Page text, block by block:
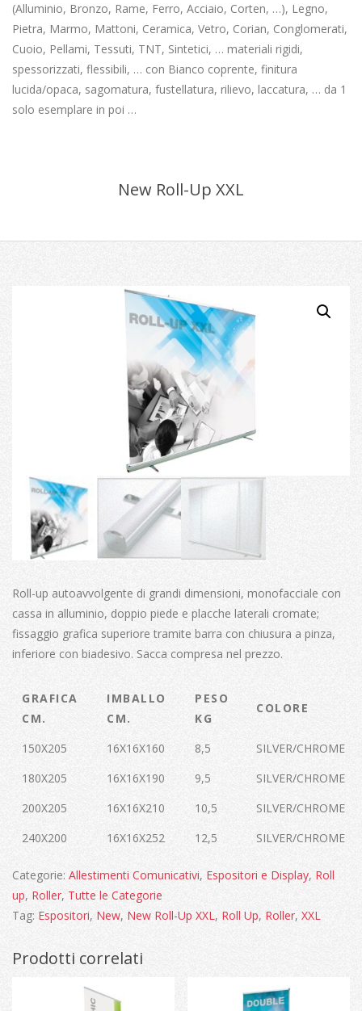
(Alluminio, Bronzo, Rame, Ferro, Acciaio, Corten, …), Legno,
Pietra, Marmo, Mattoni, Ceramica, Vetro, Corian, Conglomerati,
Cuoio, Pellami, Tessuti, TNT, Sintetici, … materiali rigidi,
spessorizzati, flessibili, … con Bianco coprente, finitura
lucida/opaca, sagomatura, fustellatura, rilievo, laccatura, … da 1
solo esemplare in poi …
New Roll-Up XXL
Roll-up autoavvolgente di grandi dimensioni, monofacciale con
cassa in alluminio, doppio piede e placche laterali cromate;
fissaggio grafica superiore tramite barra con chiusura a pinza,
inferiore con biadesivo. Sacca compresa nel prezzo.
GRAFICA
CM.
IMBALLO
CM.
PESO
KG
COLORE
150X205 16X16X160 8,5
SILVER/CHROME
180X205
16X16X190 9,5
SILVER/CHROME
200X205
16X16X210 10,5
SILVER/CHROME
240X200
16X16X252 12,5 SILVER/CHROME
Categorie: Allestimenti Comunicativi, Espositori e Display, Roll
up, Roller, Tutte le Categorie
Tag: Espositori, New, New Roll-Up XXL, Roll Up, Roller, XXL
Prodotti correlati